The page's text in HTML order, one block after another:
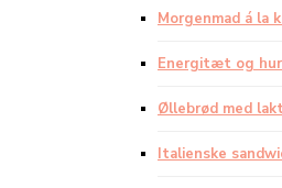
Morgenmad á la
Energitæt og
Øllebrød med
Italienske